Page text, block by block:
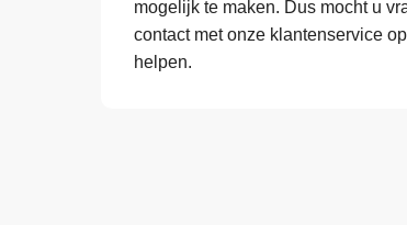
mogelijk te maken. Dus mocht u
contact met onze klantenservice
helpen.